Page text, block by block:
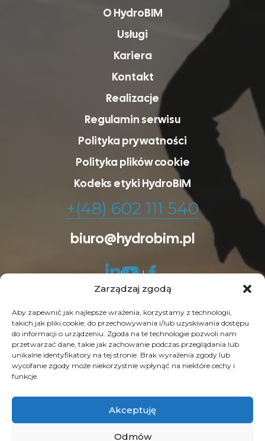
Zarządzaj zgodą
Aby zapewnić jak najlepsze wrażenia, korzystamy z technologii,
takich jak pliki cookie, do przechowywania i/lub uzyskiwania dostępu
do informacji o urządzeniu. Zgoda na te technologie pozwoli nam
przetwarzać dane, takie jak zachowanie podczas przeglądania lub
unikalne identyfikatory na tej stronie. Brak wyrażenia zgody lub
wycofanie zgody może niekorzystnie wpłynąć na niektóre cechy i
funkcje.
Akceptuję
Odmów
O HydroBIM
Usługi
Kariera
Kontakt
Realizacje
Regulamin serwisu
Polityka prywatności
Polityka plików cookie
Kodeks etyki HydroBIM
+(48) 602 111 540
biuro@hydrobim.pl
© Copyright 2026 HydroBIM. Wszelkie prawa
zastrzeżone. SEO byContrade